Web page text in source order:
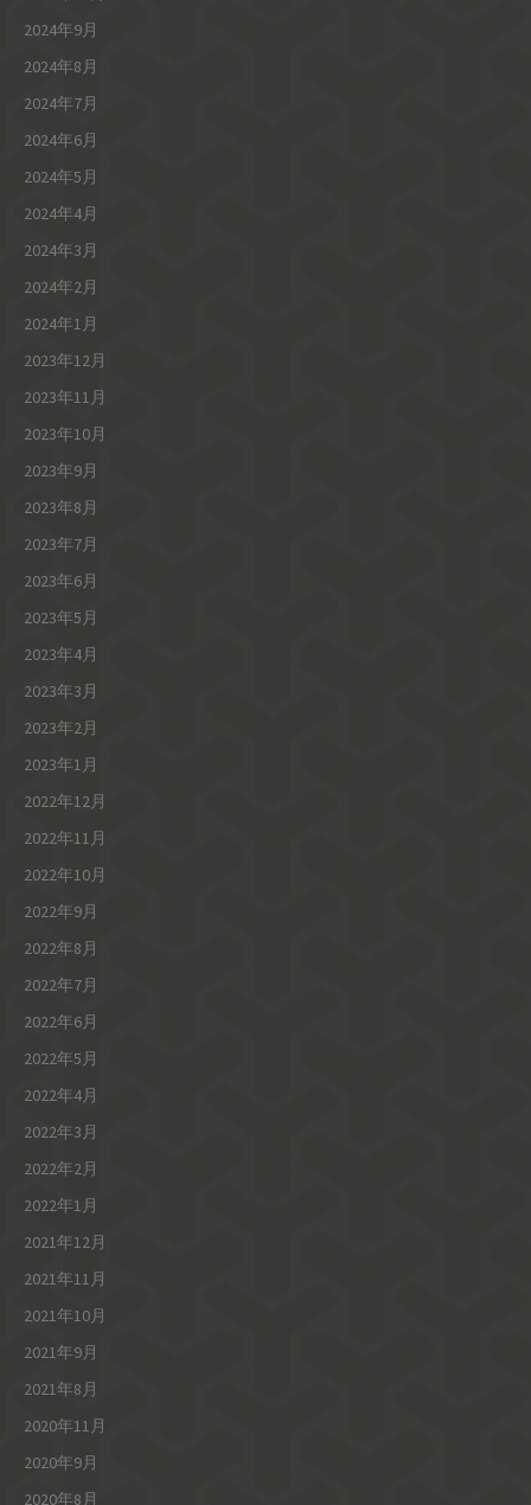
2024年9月
2024年8月
2024年7月
2024年6月
2024年5月
2024年4月
2024年3月
2024年2月
2024年1月
2023年12月
2023年11月
2023年10月
2023年9月
2023年8月
2023年7月
2023年6月
2023年5月
2023年4月
2023年3月
2023年2月
2023年1月
2022年12月
2022年11月
2022年10月
2022年9月
2022年8月
2022年7月
2022年6月
2022年5月
2022年4月
2022年3月
2022年2月
2022年1月
2021年12月
2021年11月
2021年10月
2021年9月
2021年8月
2020年11月
2020年9月
2020年8月